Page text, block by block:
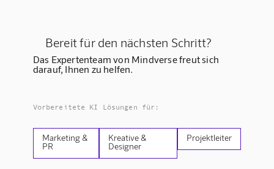
Bereit für den nächsten Schritt?
Das Expertenteam von Mindverse freut sich
darauf, Ihnen zu helfen.
Vorbereitete KI Lösungen für:
Marketing &
PR
Kreative &
Designer
Projektleiter